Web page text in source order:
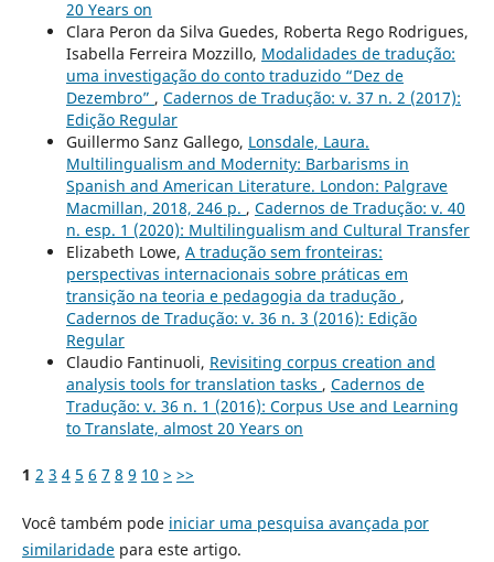
20 Years on
Clara Peron da Silva Guedes, Roberta Rego Rodrigues,
Isabella Ferreira Mozzillo, Modalidades de tradução:
uma investigação do conto traduzido “Dez de
Dezembro” , Cadernos de Tradução: v. 37 n. 2 (2017):
Edição Regular
Guillermo Sanz Gallego, Lonsdale, Laura.
Multilingualism and Modernity: Barbarisms in
Spanish and American Literature. London: Palgrave
Macmillan, 2018, 246 p. , Cadernos de Tradução: v. 40
n. esp. 1 (2020): Multilingualism and Cultural Transfer
Elizabeth Lowe, A tradução sem fronteiras:
perspectivas internacionais sobre práticas em
transição na teoria e pedagogia da tradução ,
Cadernos de Tradução: v. 36 n. 3 (2016): Edição
Regular
Claudio Fantinuoli, Revisiting corpus creation and
analysis tools for translation tasks , Cadernos de
Tradução: v. 36 n. 1 (2016): Corpus Use and Learning
to Translate, almost 20 Years on
1 2 3 4 5 6 7 8 9 10 > >>
Você também pode iniciar uma pesquisa avançada por
similaridadepara este artigo.